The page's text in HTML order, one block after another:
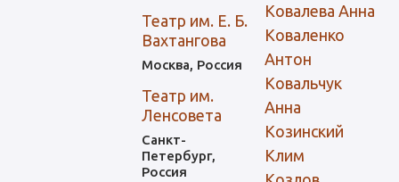
Театр им. Е. Б.
Вахтангова
Москва, Россия
Театр им.
Ленсовета
Санкт-
Петербург,
Россия
Ковалева Анна
Коваленко
Антон
Ковальчук
Анна
Козинский
Клим